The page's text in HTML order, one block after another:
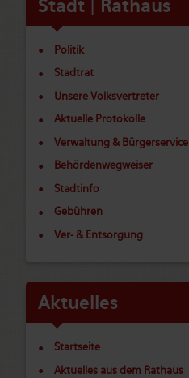
Stadt | Rathaus
Politik
Stadtrat
Unsere Volksvertreter
Aktuelle Protokolle
Verwaltung & Bürgerservice
Behördenwegweiser
Stadtinfo
Gebühren
Ver- & Entsorgung
Aktuelles
Startseite
Aktuelles aus dem Rathaus